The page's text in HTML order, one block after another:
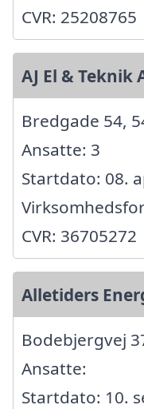
CVR: 25208765
AJ El & Teknik
Bredgade 54,
Ansatte: 3
Startdato: 08.
CVR: 36705272
Alletiders
Bodebjergvej
Ansatte:
Startdato: 10.